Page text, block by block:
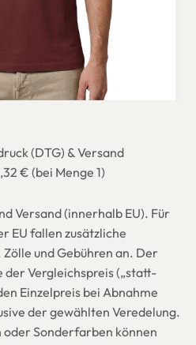
(DTG) & Versand
€ (bei Menge 1)
Versand (innerhalb EU). Für
EU fallen zusätzliche
und Gebühren an. Der
der Vergleichspreis („statt-
Einzelpreis bei Abnahme
der gewählten Veredelung.
Sonderfarben können